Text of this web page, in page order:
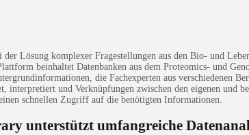
Lösung komplexer Fragestellungen aus den Bio- und
beinhaltet Datenbanken aus dem Proteomics- und
die Fachexperten aus verschiedenen
interpretiert und Verknüpfungen zwischen den eigenen und
schnellen Zugriff auf die benötigten Informationen.
unterstützt umfangreiche